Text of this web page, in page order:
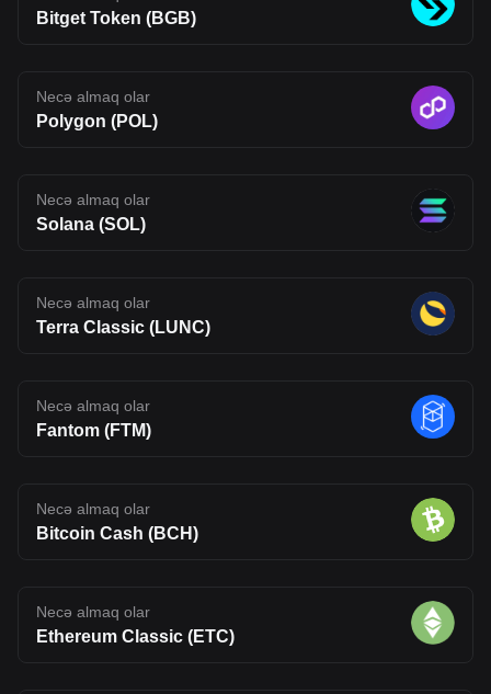
uncertainty typical of emerging blockchain networks. Disclaimer:
The opinions expressed in this article are for informational
financial, or trading advice. Qualified professionals should be
consulted prior to making financial decisions.
Bitget Token (BGB)
Necə almaq olar
Polygon (POL)
Necə almaq olar
Solana (SOL)
Necə almaq olar
Terra Classic (LUNC)
Necə almaq olar
Fantom (FTM)
Necə almaq olar
Bitcoin Cash (BCH)
Necə almaq olar
Ethereum Classic (ETC)